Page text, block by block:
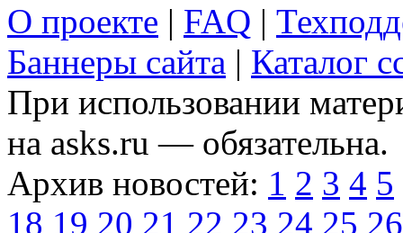
О проекте | FAQ |
Баннеры сайта | Каталог
При использовании
на asks.ru — обязательна.
Архив новостей: 1 2 3 4 5
18 19 20 21 22 23 24 25 26